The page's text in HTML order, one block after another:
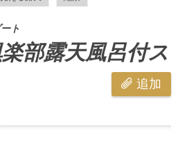
ト
部露天風呂付ス
追加